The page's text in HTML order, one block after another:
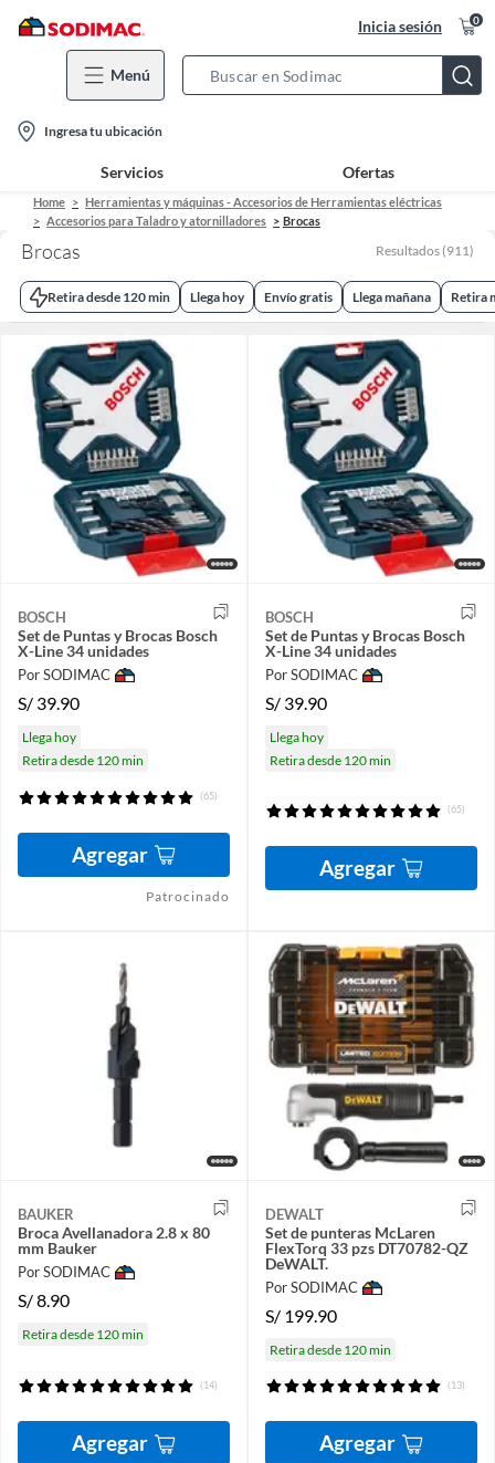
Inicia sesión 0
Menú
Bar
location-
icon
Ingresa tu ubicación
Servicios Ofertas
Home
Herramientas y máquinas - Accesorios de Herramientas eléctricas
Accesorios para Taladro y atornilladores
Brocas
Brocas Resultados (911)
Retira desde 120 min Llega hoy Envío gratis Llega mañana Retira
BOSCH
Set de Puntas y Brocas Bosch
X-Line 34 unidades
Por SODIMAC
S/ 39.90
Llega hoy
Retira desde 120 min
(65)
Agregar
Patrocinado
BOSCH
Set de Puntas y Brocas Bosch
X-Line 34 unidades
Por SODIMAC
S/ 39.90
Llega hoy
Retira desde 120 min
(65)
Agregar
BAUKER
Broca Avellanadora 2.8 x 80
mm Bauker
Por SODIMAC
S/8.90
Retira desde 120 min
(14)
Agregar
DEWALT
Set de punteras McLaren
FlexTorq 33 pzs DT70782-QZ
DeWALT.
Por SODIMAC
S/ 199.90
Retira desde 120 min
(13)
Agregar